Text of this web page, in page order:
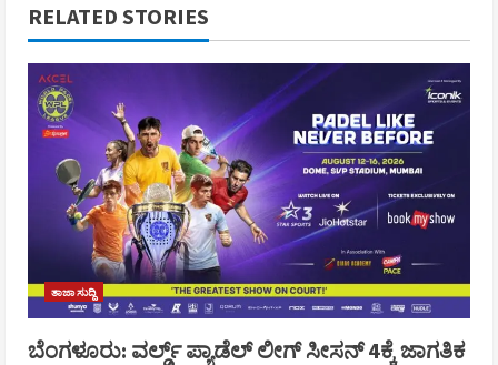
RELATED STORIES
ತಾಜಾ ಸುದ್ದಿ
ಬೆಂಗಳೂರು: ವರ್ಲ್ಡ್ ಪ್ಯಾಡೆಲ್ ಲೀಗ್ ಸೀಸನ್ 4ಕ್ಕೆ ಜಾಗತಿಕ